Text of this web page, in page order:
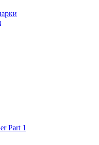
Part 1